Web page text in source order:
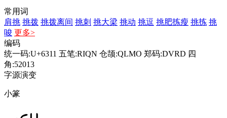
常用词
肩挑 挑拨 挑拨离间 挑刺 挑大梁 挑动 挑逗 挑肥拣瘦 挑拣 挑
唆 更多>
编码
统一码:U+6311 五笔:RIQN 仓颉:QLMO 郑码:DVRD 四
角:52013
字源演变
小篆